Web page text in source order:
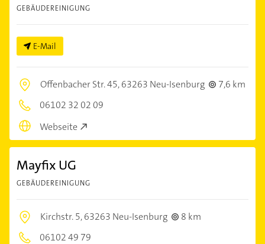
GEBÄUDEREINIGUNG
E-Mail
Offenbacher Str. 45,63263 Neu-Isenburg
7,6 km
06102 32 02 09
Webseite
Mayfix UG
GEBÄUDEREINIGUNG
Kirchstr. 5,63263 Neu-Isenburg
8 km
06102 49 79